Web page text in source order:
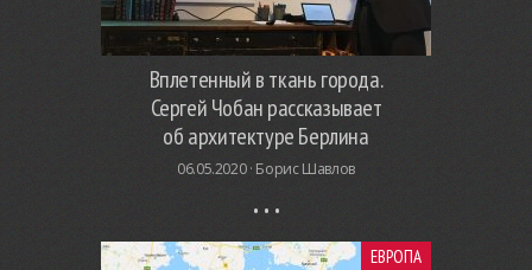
Вплетенный в ткань города.
Сергей Чобан рассказывает
об архитектуре Берлина
06.05.2020 · Борис Шавлов
ЕВРОПА